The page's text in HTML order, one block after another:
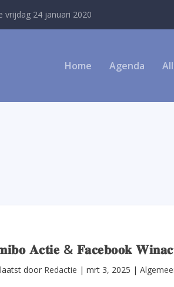
vrijdag 24 januari 2020
Home Agenda
𝐀𝐜𝐭𝐢𝐞 & 𝐅𝐚𝐜𝐞𝐛𝐨𝐨𝐤
door Redactie |mrt 3, 2025 |